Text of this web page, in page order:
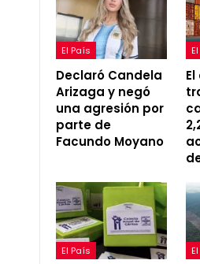
El País
Declaró Candela
Arizaga y negó
una agresión por
parte de
Facundo Moyano
El País